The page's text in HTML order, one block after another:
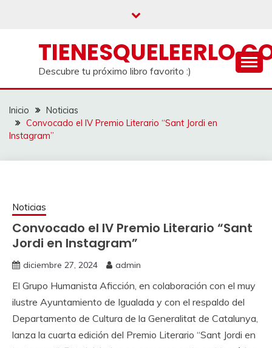
Descubre tu próximo libro favorito :)
Inicio
Noticias
Convocado el IV Premio Literario “Sant Jordi en
Instagram”
Noticias
Convocado el IV Premio Literario “Sant
Jordi en Instagram”
diciembre 27, 2024 admin
El Grupo Humanista Aficción, en colaboración con el muy
ilustre Ayuntamiento de Igualada y con el respaldo del
Departamento de Cultura de la Generalitat de Catalunya,
lanza la cuarta edición del Premio Literario “Sant Jordi en